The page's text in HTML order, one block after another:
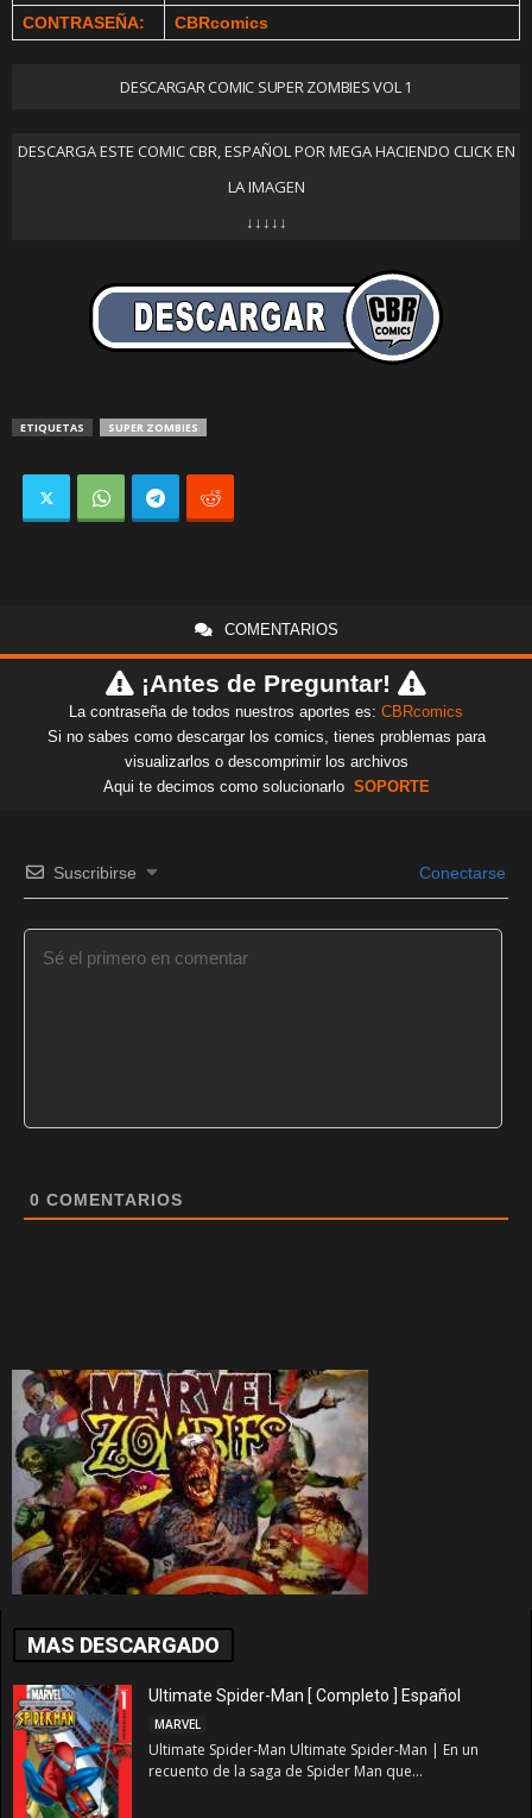
CONTRASEÑA:
CBRcomics
DESCARGAR COMIC SUPER ZOMBIES VOL 1
DESCARGA ESTE COMIC CBR, ESPAÑOL POR MEGA HACIENDO CLICK EN
LA IMAGEN
↓↓↓↓↓
ETIQUETAS SUPER ZOMBIES
COMENTARIOS
¡Antes de Preguntar!
La contraseña de todos nuestros aportes es: CBRcomics
Si no sabes como descargar los comics, tienes problemas para
visualizarlos o descomprimir los archivos
Aqui te decimos como solucionarlo SOPORTE
Suscribirse Conectarse
0 COMENTARIOS
MAS DESCARGADO
Ultimate Spider-Man [ Completo ] Español
MARVEL
Ultimate Spider-Man Ultimate Spider-Man | En un
recuento de la saga de Spider Man que...